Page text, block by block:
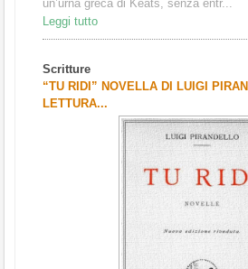
un’urna greca di Keats, senza entr...
Leggi tutto
Scritture
“TU RIDI” NOVELLA DI LUIGI
LETTURA...